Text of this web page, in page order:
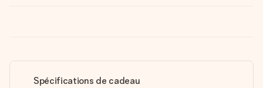
Spécifications de cadeau